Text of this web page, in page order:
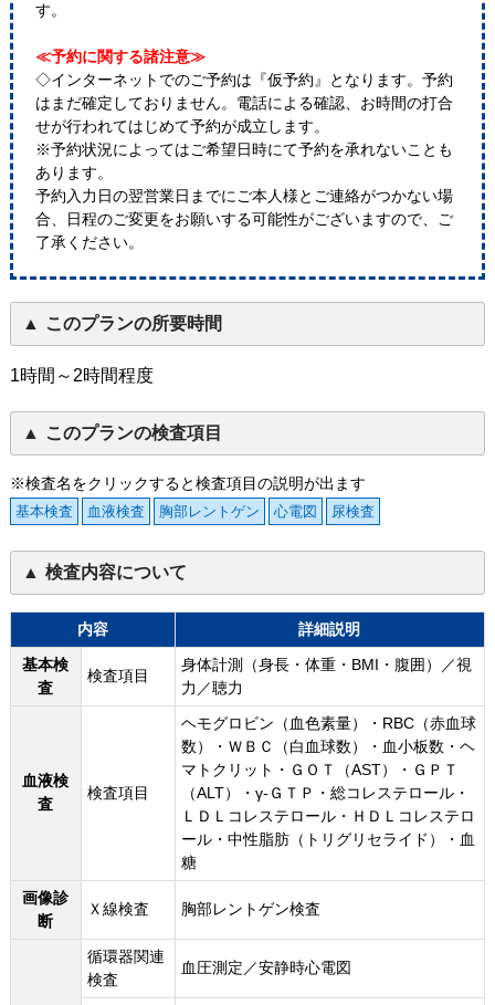
す。
≪予約に関する諸注意≫
◇インターネットでのご予約は『仮予約』となります。予約
はまだ確定しておりません。電話による確認、お時間の打合
せが行われてはじめて予約が成立します。
※予約状況によってはご希望日時にて予約を承れないことも
あります。
予約入力日の翌営業日までにご本人様とご連絡がつかない場
合、日程のご変更をお願いする可能性がございますので、ご
了承ください。
このプランの所要時間
1時間～2時間程度
このプランの検査項目
※検査名をクリックすると検査項目の説明が出ます
基本検査 血液検査 胸部レントゲン 心電図 尿検査
検査内容について
内容
詳細説明
基本検
査
検査項目
身体計測（身長・体重・BMI・腹囲）／視
力／聴力
血液検
査
検査項目
ヘモグロビン（血色素量）・RBC（赤血球
数）・ＷＢＣ（白血球数）・血小板数・ヘ
マトクリット・ＧＯＴ（AST）・ＧＰＴ
（ALT）・γ-ＧＴＰ・総コレステロール・
ＬＤＬコレステロール・ＨＤＬコレステロ
ール・中性脂肪（トリグリセライド）・血
糖
画像診
断
Ｘ線検査 胸部レントゲン検査
循環器関連
検査
血圧測定／安静時心電図